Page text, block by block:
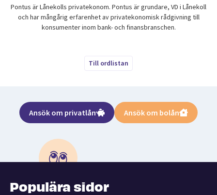
Pontus är Lånekolls privatekonom. Pontus är grundare, VD i Lånekoll
och har mångårig erfarenhet av privatekonomisk rådgivning till
konsumenter inom bank- och finansbranschen.
Till ordlistan
Ansök om privatlån Ansök om bolån
Populära sidor